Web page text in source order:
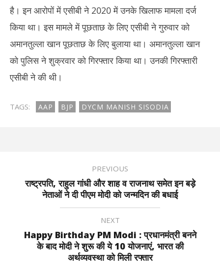
है। इन आरोपों में एसीबी ने 2020 में उनके खिलाफ मामला दर्ज
किया था। इस मामले में पूछताछ के लिए एसीबी ने गुरुवार को
अमानतुल्ला खान पूछताछ के लिए बुलाया था। अमानतुल्ला खान
को पुलिस ने शुक्रवार को गिरफ्तार किया था। उनकी गिरफ्तारी
एसीबी ने की थी।
TAGS: AAP BJP DYCM MANISH SISODIA
PREVIOUS
राष्ट्रपति, राहुल गांधी और शाह व राजनाथ समेत इन बड़े
नेताओं ने दी पीएम मोदी को जन्मदिन की बधाई
NEXT
Happy Birthday PM Modi : प्रधानमंत्री बनने
के बाद मोदी ने शुरू की ये 10 योजनाएं, भारत की
अर्थव्यवस्था को मिली रफ्तार